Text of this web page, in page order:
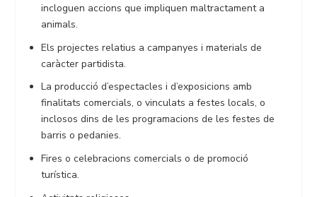
incloguen accions que impliquen maltractament a
animals.
Els projectes relatius a campanyes i materials de
caràcter partidista.
La producció d’espectacles i d’exposicions amb
finalitats comercials, o vinculats a festes locals, o
inclosos dins de les programacions de les festes de
barris o pedanies.
Fires o celebracions comercials o de promoció
turística.